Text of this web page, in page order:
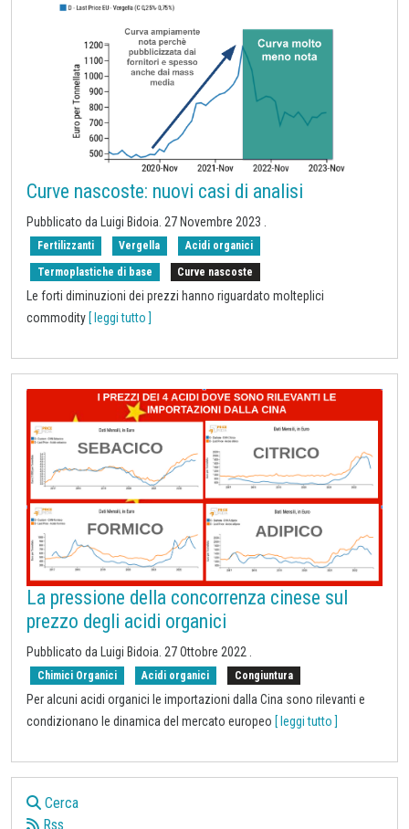
Curve nascoste: nuovi casi di analisi
Pubblicato da Luigi Bidoia. 27 Novembre 2023 .
Fertilizzanti Vergella Acidi organici
Termoplastiche di base Curve nascoste
Le forti diminuzioni dei prezzi hanno riguardato molteplici
commodity [ leggi tutto ]
La pressione della concorrenza cinese sul
prezzo degli acidi organici
Pubblicato da Luigi Bidoia. 27 Ottobre 2022
Chimici Organici Acidi organici Congiuntura
Per alcuni acidi organici le importazioni dalla Cina sono rilevanti e
condizionano le dinamica del mercato europeo [ leggi tutto ]
Cerca
Rss